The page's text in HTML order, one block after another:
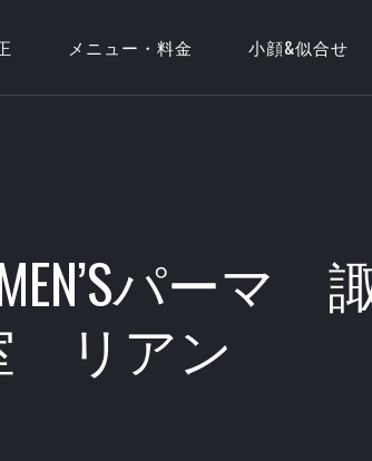
メニュー・料金 小顔&似合せ
パー
リアン